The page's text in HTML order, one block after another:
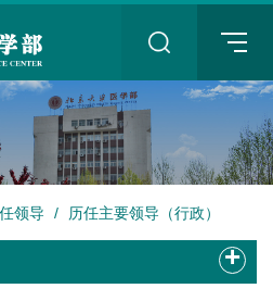
领导 / 历任主要领导（行政）
+